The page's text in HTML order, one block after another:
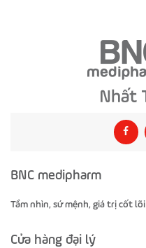
BNC medipharm
Tầm nhìn, sứ mệnh, giá trị cốt lõi
Cửa hàng đại lý